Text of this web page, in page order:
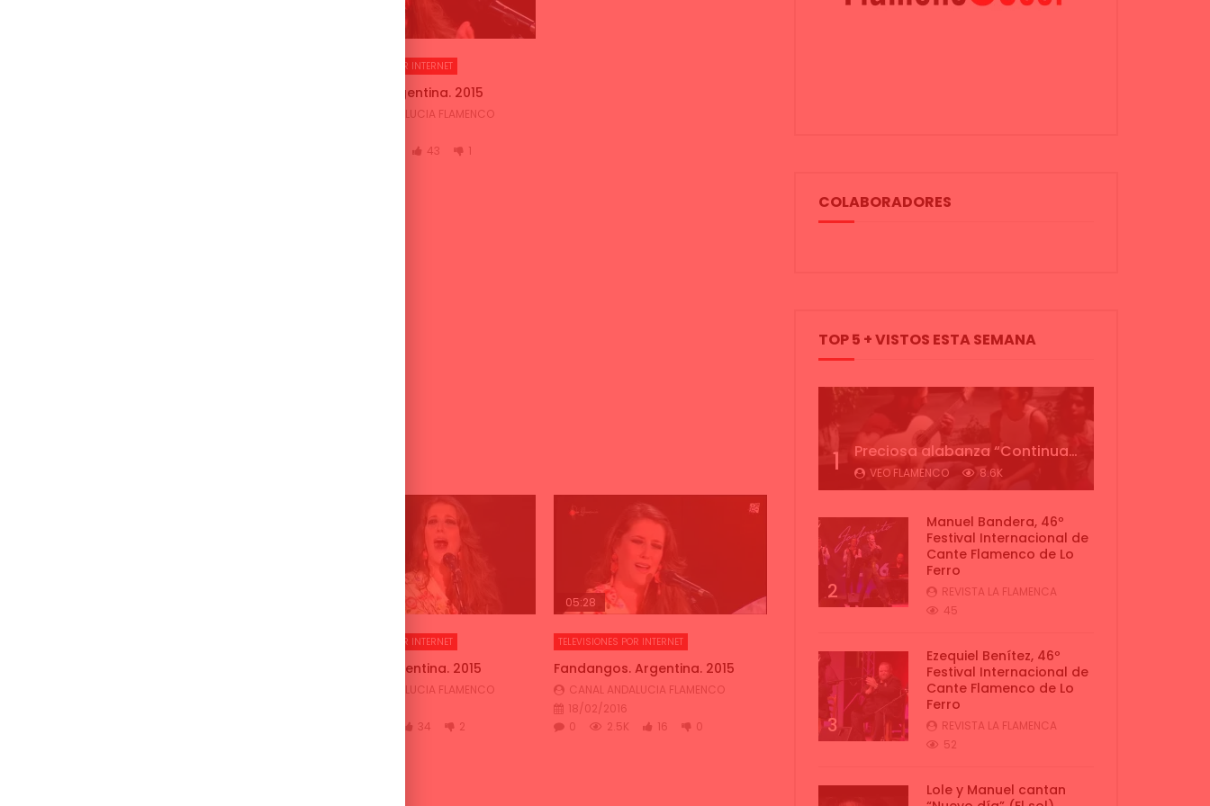
TELEVISIONES POR INTERNET
Bulerías. Argentina. 2015
CANAL ANDALUCIA FLAMENCO
43 1
TELEVISIONES POR INTERNET
Serrana. Argentina. 2015
CANAL ANDALUCIA FLAMENCO
34 2
05:28
TELEVISIONES POR INTERNET
Fandangos. Argentina. 2015
CANAL ANDALUCIA FLAMENCO
18/02/2016
0
2.5K 16 0
COLABORADORES
TOP 5 + VISTOS ESTA SEMANA
1 Preciosa alabanza “Continua” cantada por ALBA CORTES acompañada de IVAN a la guitarra | VEOFLAMENCO
VEO FLAMENCO 8.6K
2
Manuel Bandera, 46º
Festival Internacional de
Cante Flamenco de Lo
Ferro
REVISTA LA FLAMENCA
45
3
Ezequiel Benítez, 46º
Festival Internacional de
Cante Flamenco de Lo
Ferro
REVISTA LA FLAMENCA
52
Lole y Manuel cantan